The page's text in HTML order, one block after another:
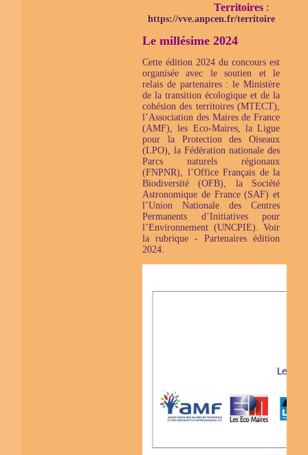
Territoires :
https://vve.anpcen.fr/territoire
Le millésime 2024
Cette édition 2024 du concours est
organisée avec le soutien et le
relais de partenaires : le Ministère
de la transition écologique et de la
cohésion des territoires (MTECT),
l’Association des Maires de France
(AMF), les Eco-Maires, la Ligue
pour la Protection des Oiseaux
(LPO), la Fédération nationale des
Parcs naturels régionaux
(FNPNR), l’Office Français de la
Biodiversité (OFB), la Société
Astronomique de France (SAF) et
l’Union Nationale des Centres
Permanents d’Initiatives pour
l’Environnement (UNCPIE). Voir
la rubrique - Partenaires édition
2024.